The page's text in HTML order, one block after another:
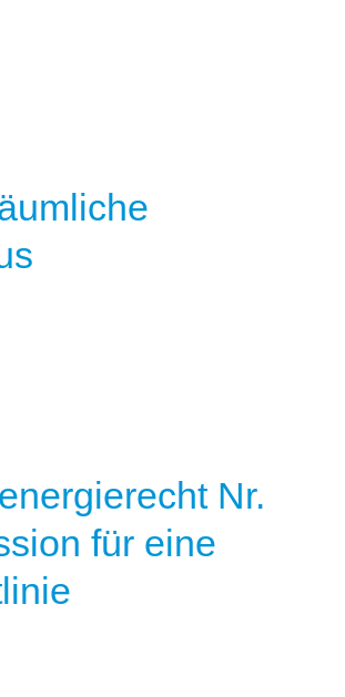
Nr.
für eine